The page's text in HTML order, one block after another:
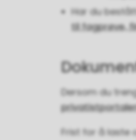
Har du
til fagprøve,
Dersom du
Frist for å laste